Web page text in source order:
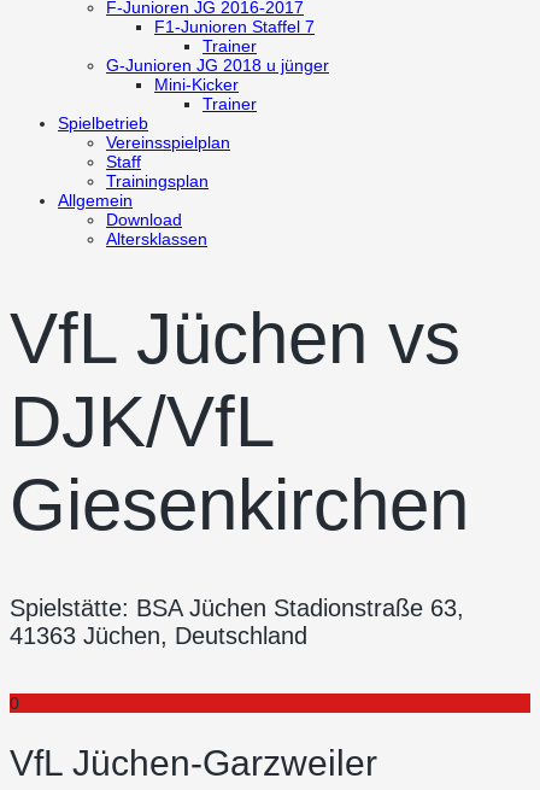
F-Junioren JG 2016-2017
F1-Junioren Staffel 7
Trainer
G-Junioren JG 2018 u jünger
Mini-Kicker
Trainer
Spielbetrieb
Vereinsspielplan
Staff
Trainingsplan
Allgemein
Download
Altersklassen
VfL Jüchen vs
DJK/VfL
Giesenkirchen
Spielstätte: BSA Jüchen Stadionstraße 63,
41363 Jüchen, Deutschland
0
VfL Jüchen-Garzweiler